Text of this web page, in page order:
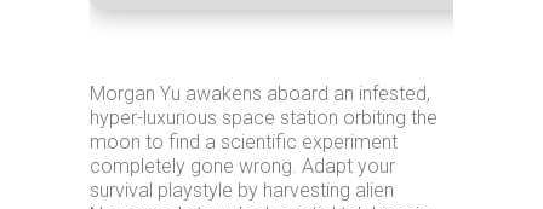
Morgan Yu awakens aboard an infested,
hyper-luxurious space station orbiting the
moon to find a scientific experiment
completely gone wrong. Adapt your
survival playstyle by harvesting alien